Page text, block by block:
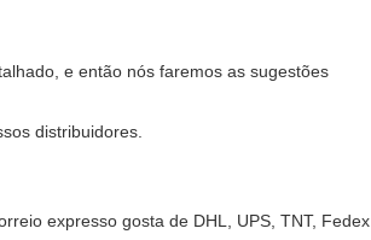
e então nós faremos as sugestões
distribuidores.
expresso gosta de DHL, UPS, TNT, Fedex